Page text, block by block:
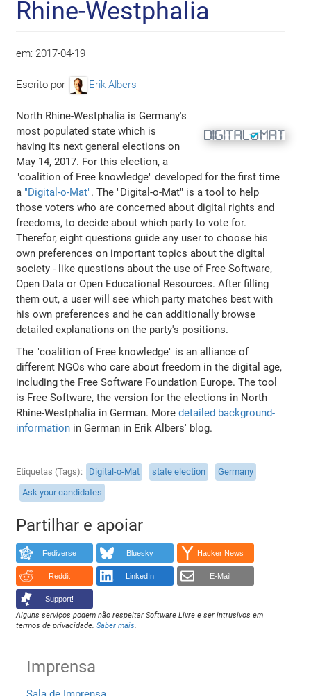
Rhine-Westphalia
em: 2017-04-19
Escrito por Erik Albers
North Rhine-Westphalia is Germany's
most populated state which is
having its next general elections on
May 14, 2017. For this election, a
"coalition of Free knowledge" developed for the first time
a "Digital-o-Mat". The "Digital-o-Mat" is a tool to help
those voters who are concerned about digital rights and
freedoms, to decide about which party to vote for.
Therefor, eight questions guide any user to choose his
own preferences on important topics about the digital
society - like questions about the use of Free Software,
Open Data or Open Educational Resources. After filling
them out, a user will see which party matches best with
his own preferences and he can additionally browse
detailed explanations on the party's positions.
The "coalition of Free knowledge" is an alliance of
different NGOs who care about freedom in the digital age,
including the Free Software Foundation Europe. The tool
is Free Software, the version for the elections in North
Rhine-Westphalia in German. Moredetailed background-
information in German in Erik Albers' blog.
Etiquetas (Tags) Digital-o-Mat state election
Germany
Ask your candidates
Partilhar e apoiar
Fediverse Bluesky Hacker News
Reddit LinkedIn E-Mail
Support!
Alguns serviços podem não respeitar Software Livre e ser intrusivos em
termos de privacidade.Saber mais.
Imprensa